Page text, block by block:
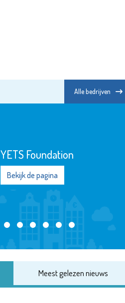
Alle bedrijven
YETS Foundation
Bekijk de pagina
Meest gelezen nieuws